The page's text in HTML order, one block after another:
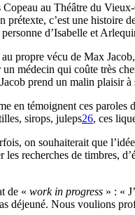
Copeau au Théâtre du
prétexte, c’est une histoire
d’Isabelle et
propre vécu de Max
médecin qui coûte très
prend un malin
en témoignent ces paroles
sirops, juleps26, ces
on souhaiterait que
recherches de timbres,
de « work in progress » : «
déjeuné. Nous voulions